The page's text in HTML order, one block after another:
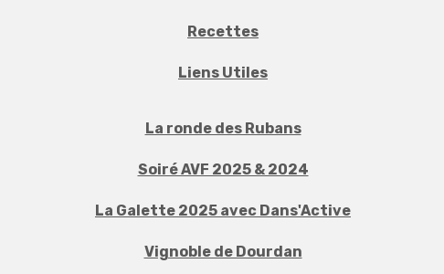
Recettes
Liens Utiles
La ronde des Rubans
Soiré AVF 2025 & 2024
La Galette 2025 avec Dans'Active
Vignoble de Dourdan